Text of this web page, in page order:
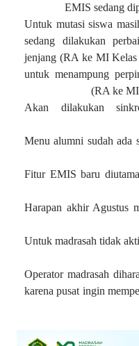
EMIS sedang
Untuk mutasi siswa
sedang dilakukan
jenjang (RA ke MI
untuk menampung
(RA ke
Akan dilakukan
Menu alumni sudah ada
Fitur EMIS baru
Harapan akhir Agustus
Untuk madrasah tidak
Operator madrasah
karena pusat ingin